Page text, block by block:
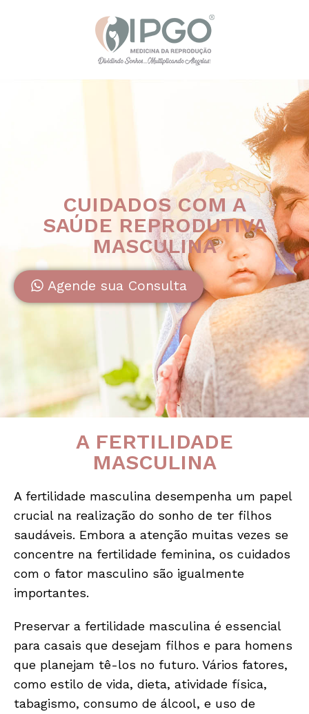
CUIDADOS COM A
SAÚDE REPRODUTIVA
MASCULINA
Agende sua Consulta
A FERTILIDADE
MASCULINA
A fertilidade masculina desempenha um papel
crucial na realização do sonho de ter filhos
saudáveis. Embora a atenção muitas vezes se
concentre na fertilidade feminina, os cuidados
com o fator masculino são igualmente
importantes.
Preservar a fertilidade masculina é essencial
para casais que desejam filhos e para homens
que planejam tê-los no futuro. Vários fatores,
como estilo de vida, dieta, atividade física,
tabagismo, consumo de álcool, e uso de